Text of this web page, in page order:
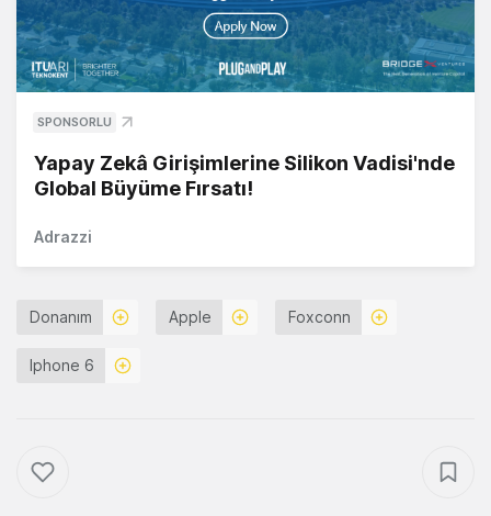
SPONSORLU
Yapay Zekâ Girişimlerine Silikon Vadisi'nde
Global Büyüme Fırsatı!
Adrazzi
Donanım Apple Foxconn
Iphone 6